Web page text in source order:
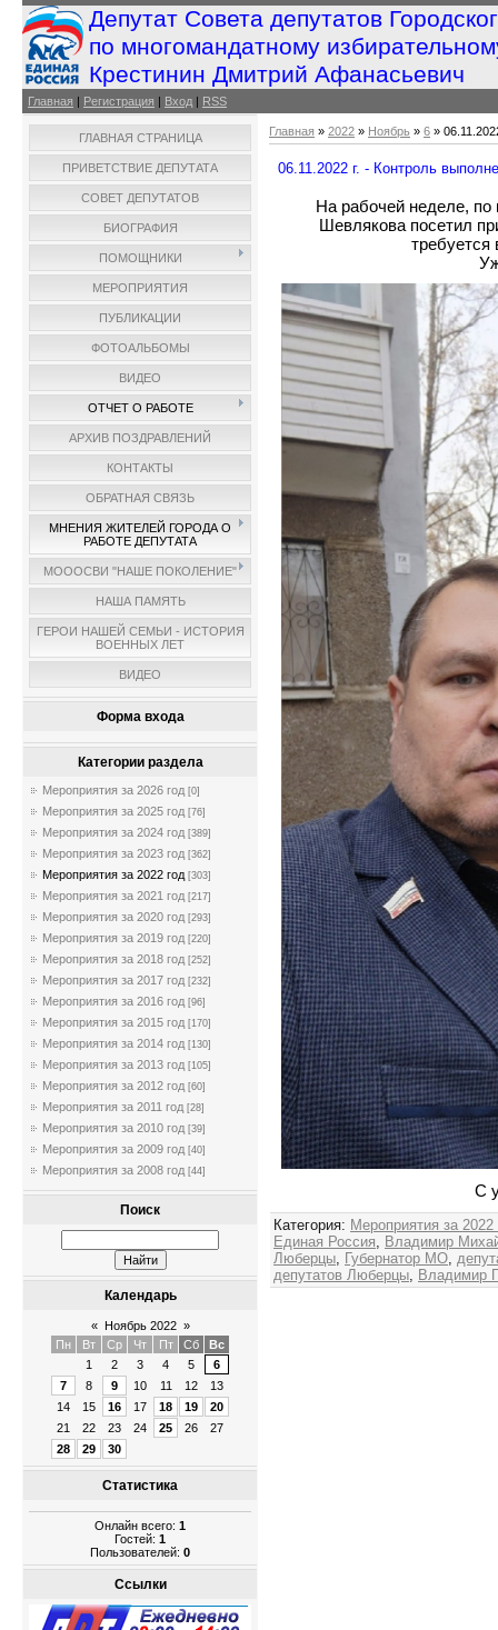
Депутат Совета депутатов
по многомандатному
Крестинин Дмитрий Афанасьевич
Главная | Регистрация | Вход | RSS
ГЛАВНАЯ СТРАНИЦА
ПРИВЕТСТВИЕ ДЕПУТАТА
СОВЕТ ДЕПУТАТОВ
БИОГРАФИЯ
ПОМОЩНИКИ
МЕРОПРИЯТИЯ
ПУБЛИКАЦИИ
ФОТОАЛЬБОМЫ
ВИДЕО
ОТЧЕТ О РАБОТЕ
АРХИВ ПОЗДРАВЛЕНИЙ
КОНТАКТЫ
ОБРАТНАЯ СВЯЗЬ
МНЕНИЯ ЖИТЕЛЕЙ ГОРОДА О
РАБОТЕ ДЕПУТАТА
МОООСВИ "НАШЕ ПОКОЛЕНИЕ"
НАША ПАМЯТЬ
ГЕРОИ НАШЕЙ СЕМЬИ - ИСТОРИЯ
ВОЕННЫХ ЛЕТ
ВИДЕО
Форма входа
Категории раздела
Мероприятия за 2026 год [0]
Мероприятия за 2025 год [76]
Мероприятия за 2024 год [389]
Мероприятия за 2023 год [362]
Мероприятия за 2022 год [303]
Мероприятия за 2021 год [217]
Мероприятия за 2020 год [293]
Мероприятия за 2019 год [220]
Мероприятия за 2018 год [252]
Мероприятия за 2017 год [232]
Мероприятия за 2016 год [96]
Мероприятия за 2015 год [170]
Мероприятия за 2014 год [130]
Мероприятия за 2013 год [105]
Мероприятия за 2012 год [60]
Мероприятия за 2011 год [28]
Мероприятия за 2010 год [39]
Мероприятия за 2009 год [40]
Мероприятия за 2008 год [44]
Поиск
Календарь
« Ноябрь 2022 »
Пн
Вт Ср Чт Пт Сб
Вс
1
2 3 4 5
6
7
8 9 10 11 12
13
14
15 16 17 18 19
20
21
22 23 24 25 26
27
28
29 30
Статистика
Онлайн всего: 1
Гостей: 1
Пользователей: 0
Ссылки
Главная » 2022 » Ноябрь » 6 »
06.11.2022 г. - Контроль
На рабочей неделе,
Шевлякова посетил
требуется
С
Категория: Мероприятия за 2022
Единая Россия
Владимир
Люберцы Губернатор МО
депутатов Люберцы Владимир